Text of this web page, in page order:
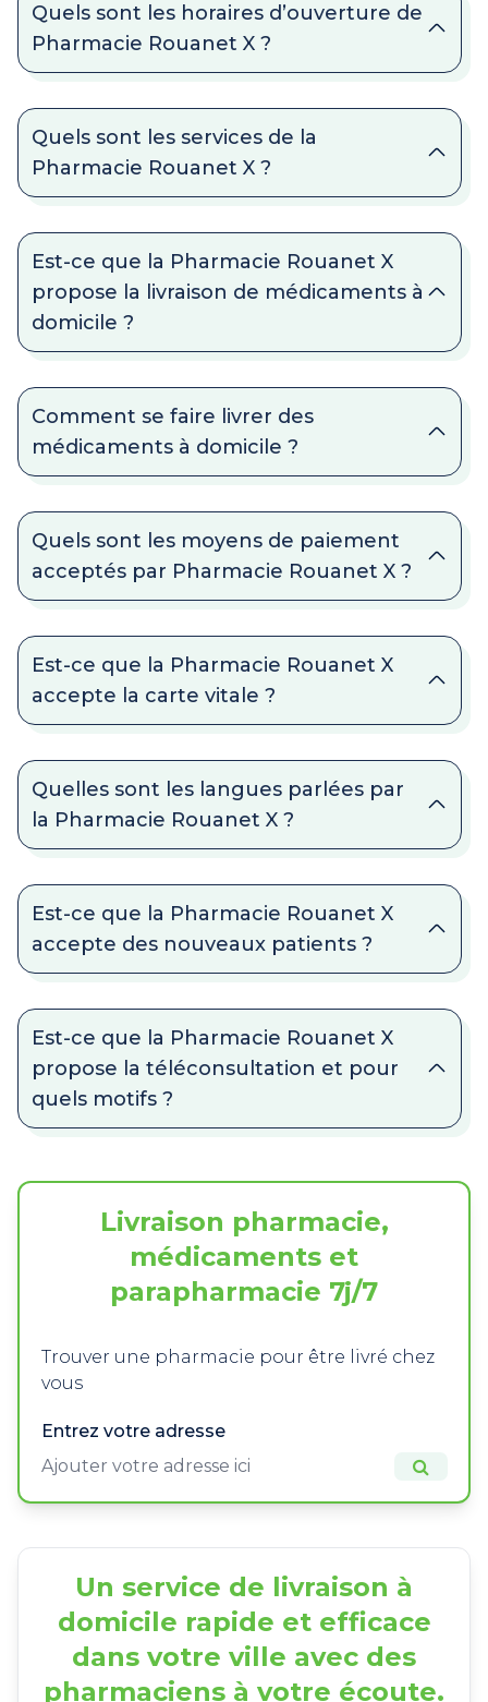
Quels sont les horaires d’ouverture de
Pharmacie Rouanet X ?
Quels sont les services de la
Pharmacie Rouanet X ?
Est-ce que la Pharmacie Rouanet X
propose la livraison de médicaments à
domicile ?
Comment se faire livrer des
médicaments à domicile ?
Quels sont les moyens de paiement
acceptés par Pharmacie Rouanet X ?
Est-ce que la Pharmacie Rouanet X
accepte la carte vitale ?
Quelles sont les langues parlées par
la Pharmacie Rouanet X ?
Est-ce que la Pharmacie Rouanet X
accepte des nouveaux patients ?
Est-ce que la Pharmacie Rouanet X
propose la téléconsultation et pour
quels motifs ?
Livraison pharmacie,
médicaments et
parapharmacie 7j/7
Trouver une pharmacie pour être livré chez
vous
Entrez votre adresse
Un service de livraison à
domicile rapide et efficace
dans votre ville avec des
pharmaciens à votre écoute.